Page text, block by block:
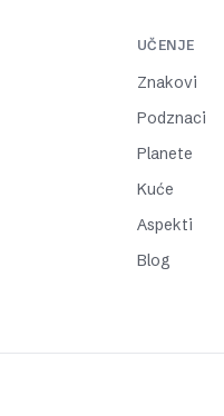
UČENJE
Znakovi
Podznaci
Planete
Kuće
Aspekti
Blog